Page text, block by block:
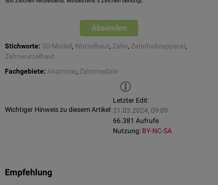
Absenden
Stichworte: 3D-Modell, Wurzelhaut, Zahn, Zahnhalteapparat,
Zahnwurzelhaut
Fachgebiete: Anatomie, Zahnmedizin
Wichtiger Hinweis zu diesem Artikel
Letzter Edit:
21.03.2024, 09:09
66.381 Aufrufe
Nutzung: BY-NC-SA
Empfehlung